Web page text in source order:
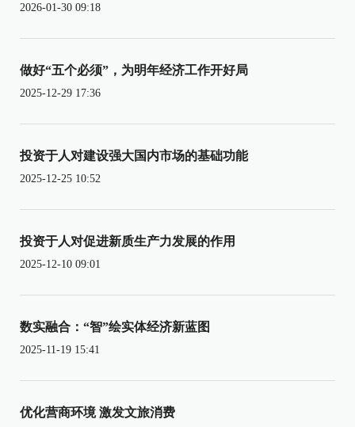
2026-01-30 09:18
做好“五个必须”，为明年经济工作开好局
2025-12-29 17:36
投资于人对建设强大国内市场的基础功能
2025-12-25 10:52
投资于人对促进新质生产力发展的作用
2025-12-10 09:01
数实融合：“智”绘实体经济新蓝图
2025-11-19 15:41
优化营商环境 激发文旅消费